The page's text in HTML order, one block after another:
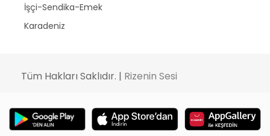
İşçi-Sendika-Emek
Karadeniz
Tüm Hakları Saklıdır. | Rizenin Sesi